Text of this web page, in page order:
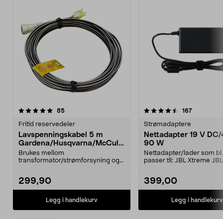
85anmeldelser
Fritid reservedeler
Lavspenningskabel 5 m
Gardena/Husqvarna/McCullo
ch/Flymo
Brukes mellom
transformator/strømforsyning og
299,90
Legg i handlekurv
4.5 av 5 stjerner 167
Strømadaptere
Nettadapter 19 V DC/
90 W
Nettadapter/lader som
passer til: JBL Xtreme
399,00
Legg i handlekurv
4.0 av 5 stjerner